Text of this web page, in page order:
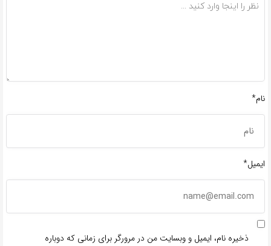
نام*
ایمیل*
ذخیره نام، ایمیل و وبسایت من در مرورگر برای زمانی که دوباره